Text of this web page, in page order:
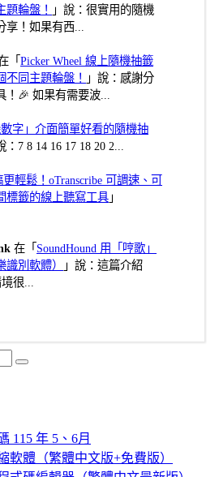
題輪盤！
」說：很實用的隨機
！如果有西...
「Picker Wheel 線上隨機抽籤
不同主題輪盤！
」說：感謝分
🎉 如果有需要波...
數字」介面簡單好看的隨機抽
：7 8 14 16 17 18 20 2...
輕鬆！oTranscribe 可調速、可
標籤的線上聽寫工具 」
在「 SoundHound 用「哼歌」
別軟體）
」說：這篇介紹
很...
Search
115 年 5、6月
軟體（繁體中文版+免費版）